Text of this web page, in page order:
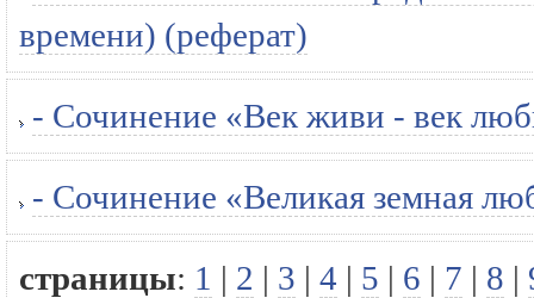
времени) (реферат)
- Сочинение «Век живи - век
- Сочинение «Великая земная
страницы: 1 | 2 | 3 | 4 | 5 | 6 | 7 | 8 |